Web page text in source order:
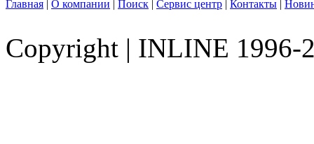
Главная | О компании | Поиск | Сервис центр | Контакты |
Copyright | INLINE 1996-